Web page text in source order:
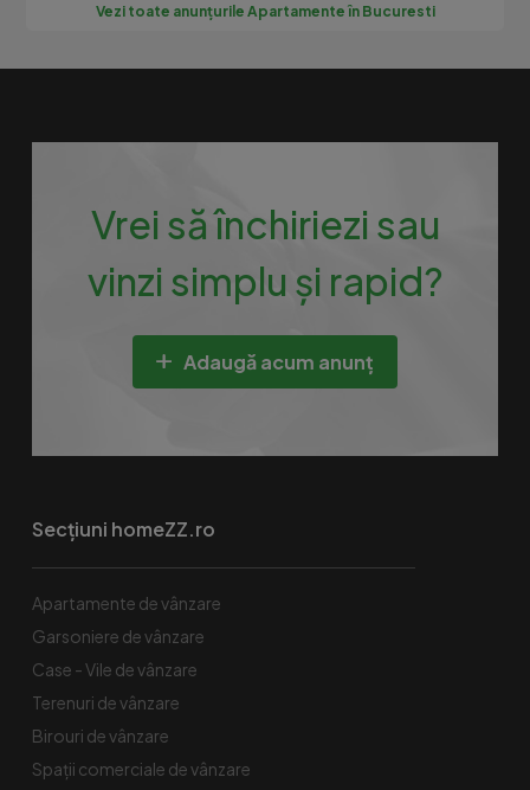
Vezi toate anunțurile Apartamente în Bucuresti
Vrei să închiriezi sau
vinzi simplu și rapid?
Adaugă acum anunț
Secțiuni homeZZ.ro
Apartamente de vânzare
Garsoniere de vânzare
Case - Vile de vânzare
Terenuri de vânzare
Birouri de vânzare
Spaţii comerciale de vânzare